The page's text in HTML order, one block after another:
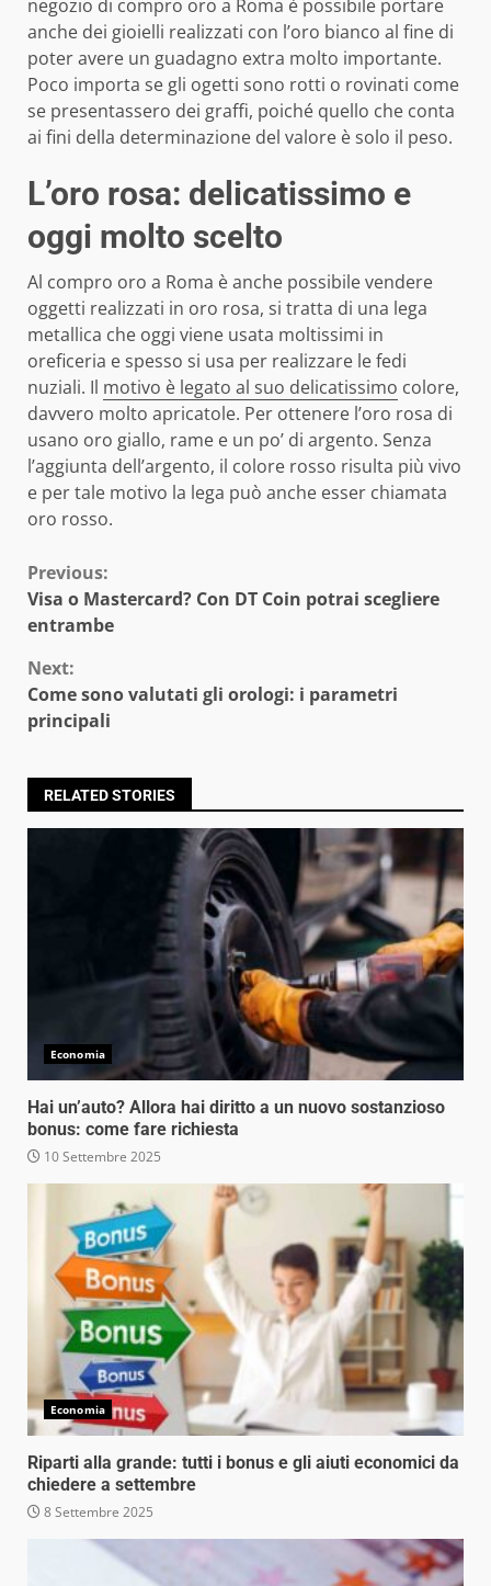
negozio di compro oro a Roma è possibile portare
anche dei gioielli realizzati con l’oro bianco al fine di
poter avere un guadagno extra molto importante.
Poco importa se gli ogetti sono rotti o rovinati come
se presentassero dei graffi, poiché quello che conta
ai fini della determinazione del valore è solo il peso.
L’oro rosa: delicatissimo e
oggi molto scelto
Al compro oro a Roma è anche possibile vendere
oggetti realizzati in oro rosa, si tratta di una lega
metallica che oggi viene usata moltissimi in
oreficeria e spesso si usa per realizzare le fedi
nuziali. Il motivo è legato al suo delicatissimo colore,
davvero molto apricatole. Per ottenere l’oro rosa di
usano oro giallo, rame e un po’ di argento. Senza
l’aggiunta dell’argento, il colore rosso risulta più vivo
e per tale motivo la lega può anche esser chiamata
oro rosso.
Continue
Reading
Previous:
Visa o Mastercard? Con DT Coin potrai scegliere
entrambe
Next:
Come sono valutati gli orologi: i parametri
principali
RELATED STORIES
Economia
Hai un’auto? Allora hai diritto a un nuovo sostanzioso
bonus: come fare richiesta
10 Settembre 2025
Economia
Riparti alla grande: tutti i bonus e gli aiuti economici da
chiedere a settembre
8 Settembre 2025